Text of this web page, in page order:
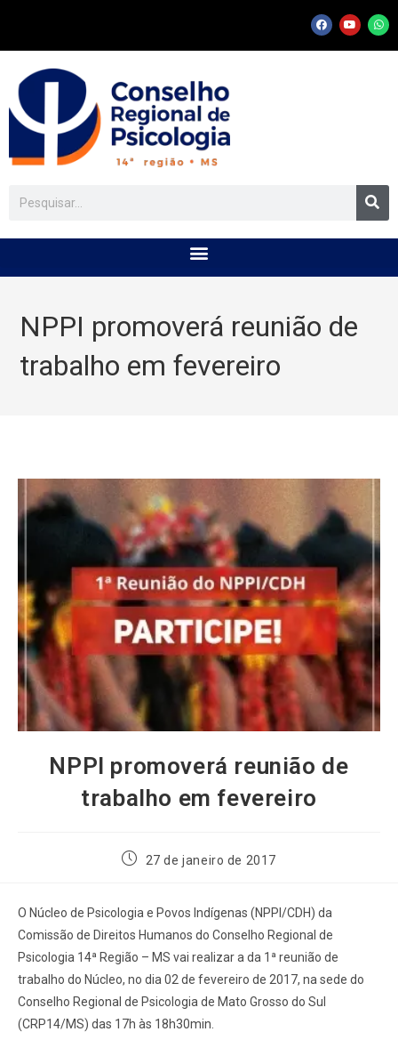
NPPI promoverá reunião de
trabalho em fevereiro
NPPI promoverá reunião de
trabalho em fevereiro
27 de janeiro de 2017
O Núcleo de Psicologia e Povos Indígenas (NPPI/CDH) da
Comissão de Direitos Humanos do Conselho Regional de
Psicologia 14ª Região – MS vai realizar a da 1ª reunião de
trabalho do Núcleo, no dia 02 de fevereiro de 2017, na sede do
Conselho Regional de Psicologia de Mato Grosso do Sul
(CRP14/MS) das 17h às 18h30min.